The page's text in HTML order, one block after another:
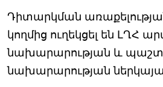
Դիտարկման
կողմից ուղեկցել են ԼՂՀ
նախարարության և
նախարարության